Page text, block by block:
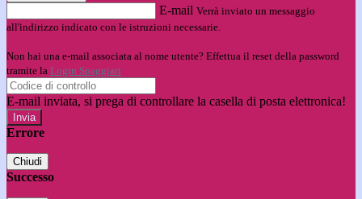
E-mail Verrà inviato un messaggio
all'indirizzo indicato con le istruzioni necessarie.
Non hai una e-mail associata al nome utente? Effettua il reset della password
tramite la Login Spaggiari
E-mail inviata, si prega di controllare la casella di posta elettronica!
Errore
Chiudi
Successo